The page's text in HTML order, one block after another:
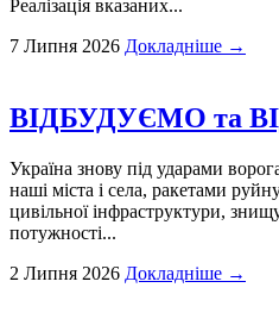
Реалізація вказаних...
7 Липня 2026 Докладніше →
ВІДБУДУЄМО та
Україна знову під ударами
наші міста і села, ракетами
цивільної інфраструктури,
потужності...
2 Липня 2026 Докладніше →